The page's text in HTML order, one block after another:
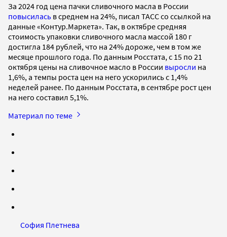
За 2024 год цена пачки сливочного масла в России
повысилась в среднем на 24%, писал ТАСС со ссылкой на
данные «Контур.Маркета». Так, в октябре средняя
стоимость упаковки сливочного масла массой 180 г
достигла 184 рублей, что на 24% дороже, чем в том же
месяце прошлого года. По данным Росстата, с 15 по 21
октября цены на сливочное масло в России выросли на
1,6%, а темпы роста цен на него ускорились с 1,4%
неделей ранее. По данным Росстата, в сентябре рост цен
на него составил 5,1%.
Материал по теме
София Плетнева